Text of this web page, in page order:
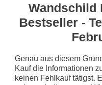
Wandschild
Bestseller -
Genau aus diesem
Kauf die Informationen
keinen Fehlkauf tätigst.